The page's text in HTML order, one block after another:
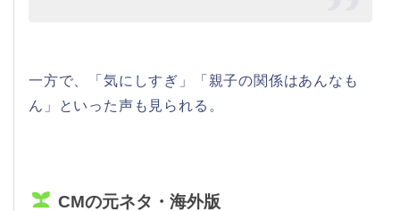
一方で、「気にしすぎ」「親子の関係はあんなも
ん」といった声も見られる。
CMの元ネタ・海外版